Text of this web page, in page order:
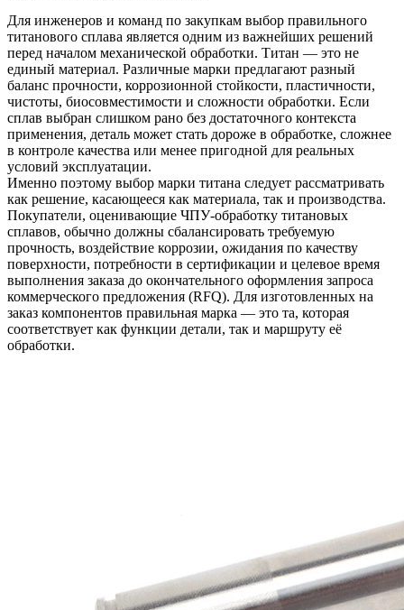
Для инженеров и команд по закупкам выбор правильного
титанового сплава является одним из важнейших решений
перед началом механической обработки. Титан — это не
единый материал. Различные марки предлагают разный
баланс прочности, коррозионной стойкости, пластичности,
чистоты, биосовместимости и сложности обработки. Если
сплав выбран слишком рано без достаточного контекста
применения, деталь может стать дороже в обработке, сложнее
в контроле качества или менее пригодной для реальных
условий эксплуатации.
Именно поэтому выбор марки титана следует рассматривать
как решение, касающееся как материала, так и производства.
Покупатели, оценивающие ЧПУ-обработку титановых
сплавов, обычно должны сбалансировать требуемую
прочность, воздействие коррозии, ожидания по качеству
поверхности, потребности в сертификации и целевое время
выполнения заказа до окончательного оформления запроса
коммерческого предложения (RFQ). Для изготовленных на
заказ компонентов правильная марка — это та, которая
соответствует как функции детали, так и маршруту её
обработки.